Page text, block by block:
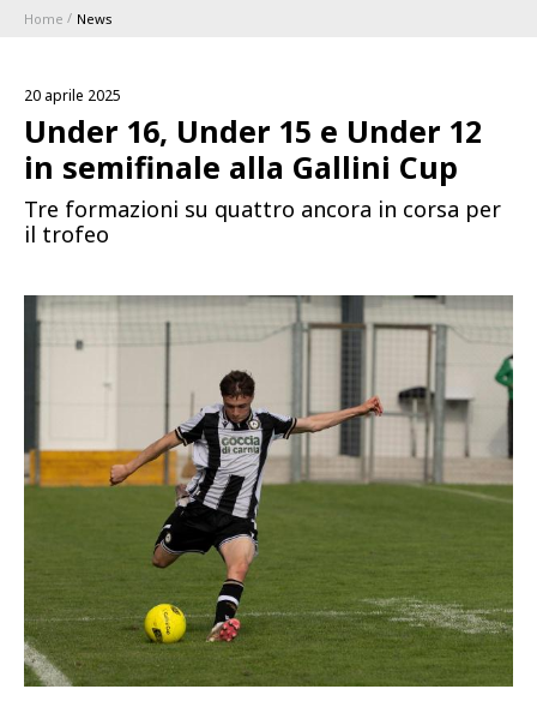
1896 MEMBERSHIP PROGRAM
STAGIONE
Serie A
Coppa Italia
Calendari e Risultati
Academy
Cattedra Universidad Europea
Esports
BLUENERGY STADIUM
MEETING CENTER
SPONSOR
SQUADRE
SHOP
PHOTOGALLERY
Home News
20 aprile 2025
Under 16, Under 15 e Under 12
in semifinale alla Gallini Cup
Tre formazioni su quattro ancora in corsa per
il trofeo